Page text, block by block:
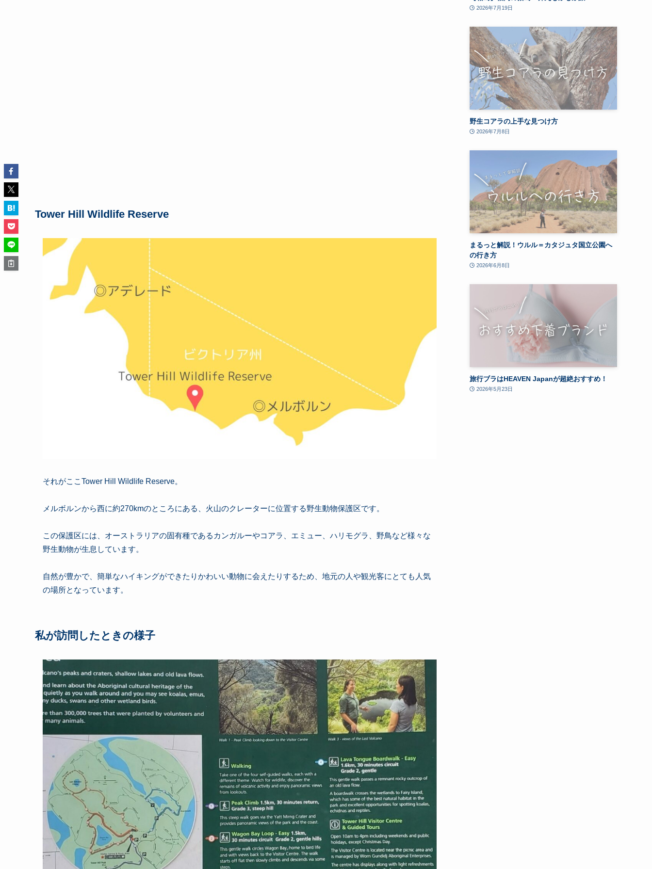
Tower Hill Wildlife Reserve
それがここTower Hill Wildlife Reserve。
メルボルンから西に約270kmのところにある、火山のクレーターに位置する野生動物保護区です。
この保護区には、オーストラリアの固有種であるカンガルーやコアラ、エミュー、ハリモグラ、野鳥など様々な
野生動物が生息しています。
自然が豊かで、簡単なハイキングができたりかわいい動物に会えたりするため、地元の人や観光客にとても人気
の場所となっています。
私が訪問したときの様子
2026年7月19日
野生コアラの上手な見つけ方
2026年7月8日
まるっと解説！ウルル＝カタジュタ国立公園へ
の行き方
2026年6月8日
旅行ブラはHEAVEN Japanが超絶おすすめ！
2026年5月23日